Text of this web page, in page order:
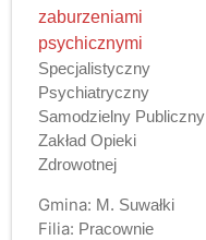
zaburzeniami
psychicznymi
Specjalistyczny
Psychiatryczny
Samodzielny Publiczny
Zakład Opieki
Zdrowotnej
Gmina: M. Suwałki
Filia: Pracownie